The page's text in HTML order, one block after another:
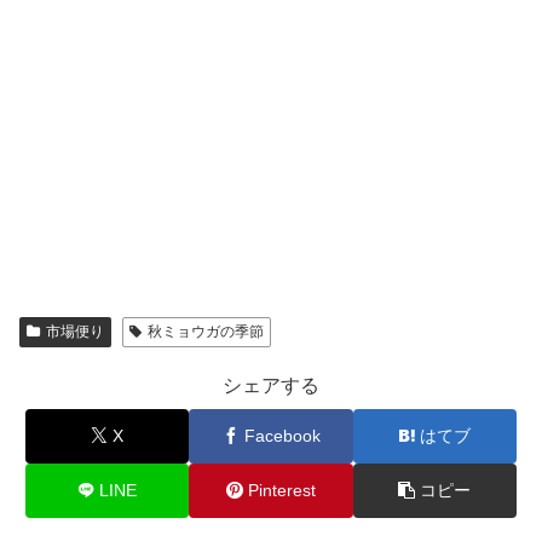
市場便り 秋ミョウガの季節
シェアする
X Facebook はてブ
LINE Pinterest コピー